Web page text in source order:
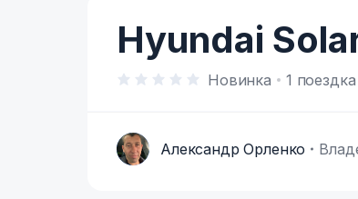
Hyundai
Новинка 1 поездка
А Александр Орленко